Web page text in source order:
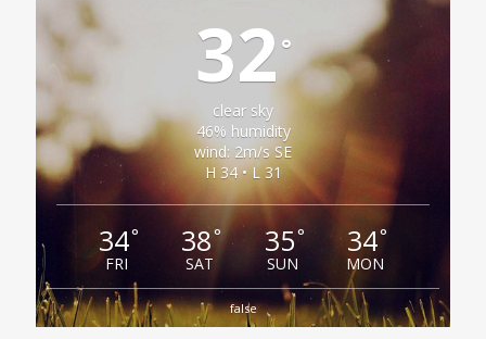
32°
clear sky
46% humidity
wind: 2m/s SE
H 34 • L 31
34°
FRI
38°
SAT
35°
SUN
34°
MON
false